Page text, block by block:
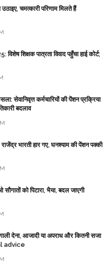
चमत्कारी परिणाम मिलते हैं
विशेष शिक्षक पात्रता विवाद पहुँचा हाई कोर्ट;
सेवानिवृत्त कर्मचारियों की पेंशन प्रक्रिया
बदलाव
राजेंद्र भारती हार गए, घनश्याम की पेंशन पक्की
को पिटारा, भैया, बदल जाएगी
देना, आजादी या अपराध और कितनी सजा
advice